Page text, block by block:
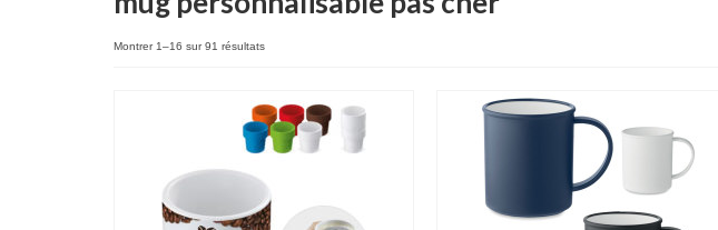
Montrer 1–16 sur 91 résultats